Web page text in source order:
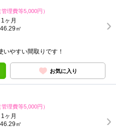
管理費等5,000円）
ヶ月
㎡
やすい間取りです！
お気に入り
管理費等5,000円）
ヶ月
㎡